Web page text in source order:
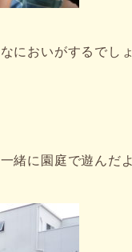
においがするでし
緒に園庭で遊んだ